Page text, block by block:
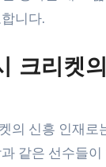
니다.
크리켓
의 신흥 인재로
같은 선수들이